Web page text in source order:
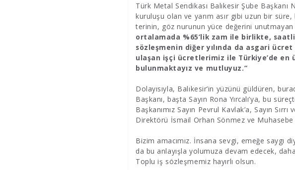
Türk Metal Sendikası Balıkesir Şube
kuruluşu olan ve yarım asır gibi uzun bir
terinin, göz nurunun yüce değerini
ortalamada %65’lik zam ile birlikte,
sözleşmenin diğer yılında da asgari
ulaşan işçi ücretlerimiz ile Türkiye’de
bulunmaktayız ve mutluyuz.”
Dolayısıyla, Balıkesir’in yüzünü güldüren,
Başkanı, başta Sayın Rona Yırcalı’ya, bu
Başkanımız Sayın Pevrul Kavlak’a, Sayın
Direktörü İsmail Orhan Sönmez ve
Bizim amacımız. İnsana sevgi, emeğe saygı
da bu anlayışla yolumuza devam edecek,
Toplu iş sözleşmemiz hayırlı olsun.